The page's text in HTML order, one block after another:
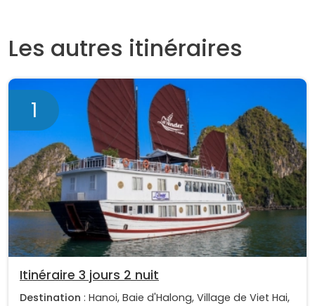
Les autres itinéraires
1
Itinéraire 3 jours 2 nuit
Destination : Hanoi, Baie d'Halong, Village de Viet Hai,